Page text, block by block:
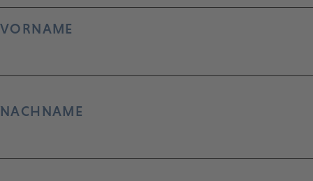
VORNAME
NACHNAME